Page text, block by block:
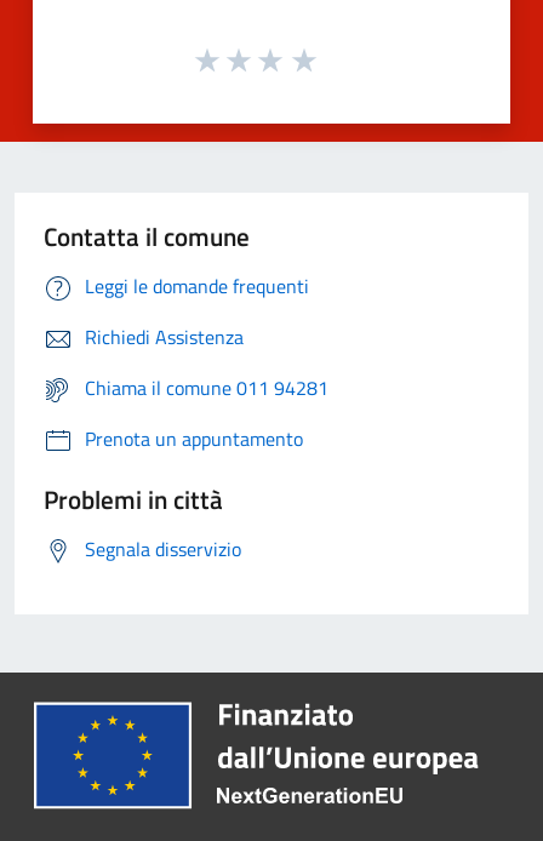
Contatta il comune
Leggi le domande frequenti
Richiedi Assistenza
Chiama il comune 011 94281
Prenota un appuntamento
Problemi in città
Segnala disservizio